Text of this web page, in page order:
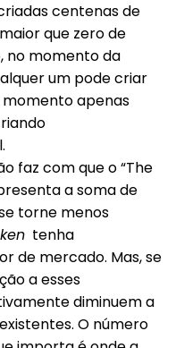
centenas de
que zero de
no momento da
um pode criar
apenas
faz com que o “The
a soma de
torne menos
tenha
de mercado. Mas, se
a esses
diminuem a
existentes. O número